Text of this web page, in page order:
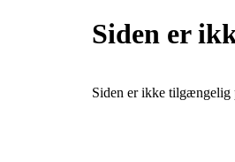
Siden er
Siden er ikke tilgængelig